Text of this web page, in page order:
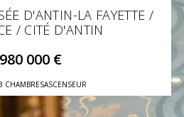
D'ANTIN-LA FAYETTE /
/ CITÉ D'ANTIN
000 €
CHAMBRESASCENSEUR